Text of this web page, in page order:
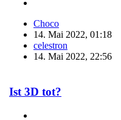
Choco
14. Mai 2022, 01:18
celestron
14. Mai 2022, 22:56
Ist 3D tot?